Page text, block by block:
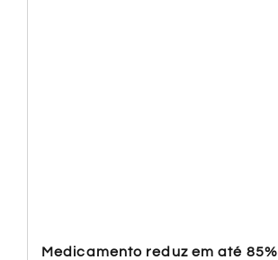
Medicamento reduz em até 85%